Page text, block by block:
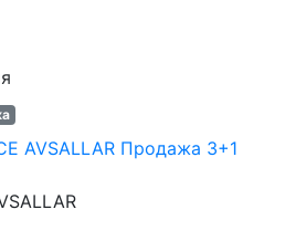
AVSALLAR Продажа 3+1